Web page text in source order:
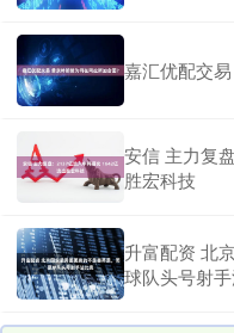
嘉汇优配交
安信 主力复
胜宏科技
升富配资 北
球队头号射